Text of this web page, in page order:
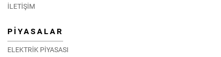
İLETİŞİM
PİYASALAR
ELEKTRİK PİYASASI